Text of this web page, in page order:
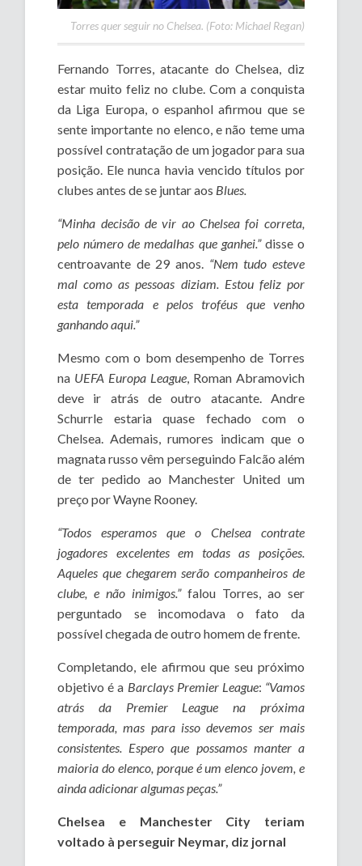
Torres quer seguir no Chelsea. (Foto: Michael Regan)
Fernando Torres, atacante do Chelsea, diz
estar muito feliz no clube. Com a conquista
da Liga Europa, o espanhol afirmou que se
sente importante no elenco, e não teme uma
possível contratação de um jogador para sua
posição. Ele nunca havia vencido títulos por
clubes antes de se juntar aos Blues.
“Minha decisão de vir ao Chelsea foi correta,
pelo número de medalhas que ganhei.” disse o
centroavante de 29 anos. “Nem tudo esteve
mal como as pessoas diziam. Estou feliz por
esta temporada e pelos troféus que venho
ganhando aqui.”
Mesmo com o bom desempenho de Torres
na UEFA Europa League, Roman Abramovich
deve ir atrás de outro atacante. Andre
Schurrle estaria quase fechado com o
Chelsea. Ademais, rumores indicam que o
magnata russo vêm perseguindo Falcão além
de ter pedido ao Manchester United um
preço por Wayne Rooney.
“Todos esperamos que o Chelsea contrate
jogadores excelentes em todas as posições.
Aqueles que chegarem serão companheiros de
clube, e não inimigos.” falou Torres, ao ser
perguntado se incomodava o fato da
possível chegada de outro homem de frente.
Completando, ele afirmou que seu próximo
objetivo é a Barclays Premier League: “Vamos
atrás da Premier League na próxima
temporada, mas para isso devemos ser mais
consistentes. Espero que possamos manter a
maioria do elenco, porque é um elenco jovem, e
ainda adicionar algumas peças.”
Chelsea e Manchester City teriam
voltado à perseguir Neymar, diz jornal